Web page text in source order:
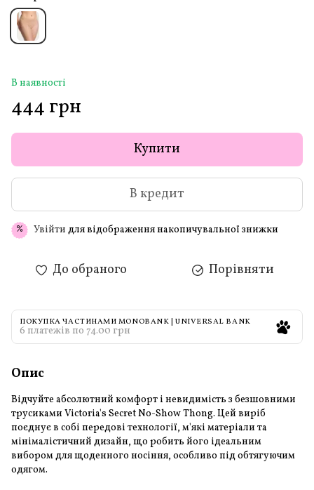
В наявності
444 грн
Купити
В кредит
% Увійти для відображення накопичувальної знижки
До обраного Порівняти
ПОКУПКА ЧАСТИНАМИ MONOBANK | UNIVERSAL BANK
6 платежів по 74.00 грн
Опис
Відчуйте абсолютний комфорт і невидимість з безшовними
трусиками Victoria's Secret No-Show Thong. Цей виріб
поєднує в собі передові технології, м'які матеріали та
мінімалістичний дизайн, що робить його ідеальним
вибором для щоденного носіння, особливо під обтягуючим
одягом.